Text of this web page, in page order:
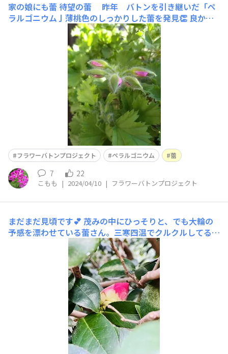
家の娘にも蕾待望の蕾 昨年 バトンを引き継いだ「ペ
ラルゴニウム亅薄桃色のしっかりした蕾を発見👏 良かっ
た！やったあ！🙌一安心😂🥰
フラワーバトンプロジェクト ペラルゴニウム 蕾
7 22
こもも | 2024/04/10 | フラワーバトンプロジェクト
まだまだ見頃です💕 茂みの中にひっそりと、でも大輪の
予感を漂わせている蕾さん。三寒四温でクルクルしてる私
ですが、神社の椿は安定の美しさでまだまだ楽しませてく